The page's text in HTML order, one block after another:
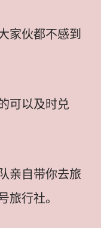
家伙都不感到
可以及时兑
亲自带你去旅
旅行社。